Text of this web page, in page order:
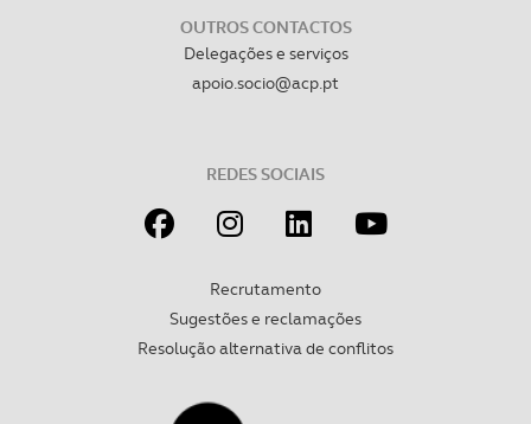
OUTROS CONTACTOS
Delegações e serviços
apoio.socio@acp.pt
REDES SOCIAIS
Recrutamento
Sugestões e reclamações
Resolução alternativa de conflitos